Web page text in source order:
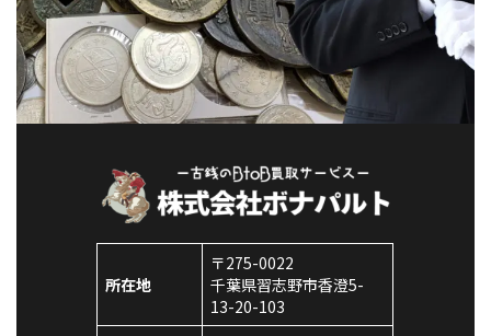
所在地
〒275-0022
千葉県習志野市香澄5-
13-20-103